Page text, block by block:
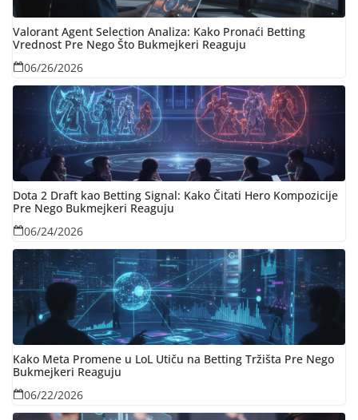
Valorant Agent Selection Analiza: Kako Pronaći Betting
Vrednost Pre Nego Što Bukmejkeri Reaguju
06/26/2026
Dota 2 Draft kao Betting Signal: Kako Čitati Hero Kompozicije
Pre Nego Bukmejkeri Reaguju
06/24/2026
Kako Meta Promene u LoL Utiču na Betting Tržišta Pre Nego
Bukmejkeri Reaguju
06/22/2026